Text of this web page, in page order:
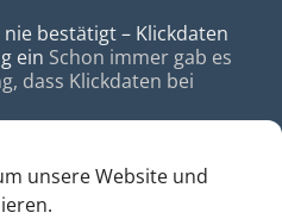
unsere Website und
bestätigt – Klickdaten
ein Schon immer gab es
dass Klickdaten bei